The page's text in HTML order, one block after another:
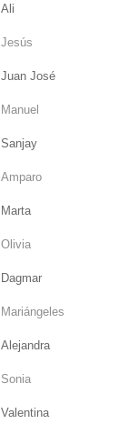
Ali
Jesús
Juan José
Manuel
Sanjay
Amparo
Marta
Olivia
Dagmar
Mariángeles
Alejandra
Sonia
Valentina